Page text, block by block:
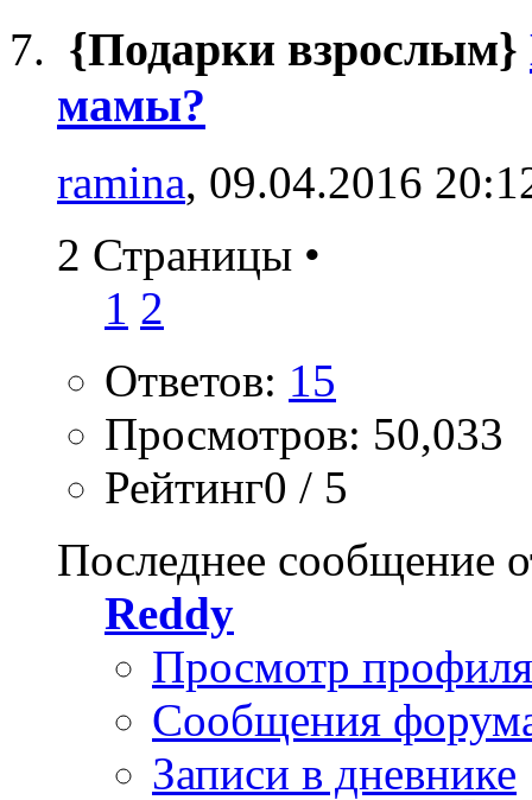
{Подарки взрослым}
мамы?
ramina, 09.04.2016
2 Страницы •
1 2
Ответов: 15
Просмотров: 50,033
Рейтинг0 / 5
Последнее сообщение
Reddy
Просмотр профиля
Сообщения
Записи в дневнике